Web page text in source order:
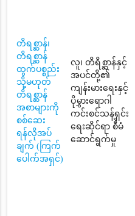
တိရစ္ဆာန်၊
တိရစ္ဆာန်
ထွက်ပစ္စည်း
သို့မဟုတ်
တိရစ္ဆာန်
အစာများကို
စစ်ဆေး
ရန်လိုအပ်
ချက် (ကြက်
ပေါက်အရှင်)
လူ၊ တိရိစ္ဆာန်နှင့်
အပင်တို့၏
ကျန်းမားရေးနှင့်
ပိုမွှားရောဂါ
ကင်းစင်သန့်ရှင်း
ရေးဆိုင်ရာ စီမံ
ဆောင်ရွက်မှု